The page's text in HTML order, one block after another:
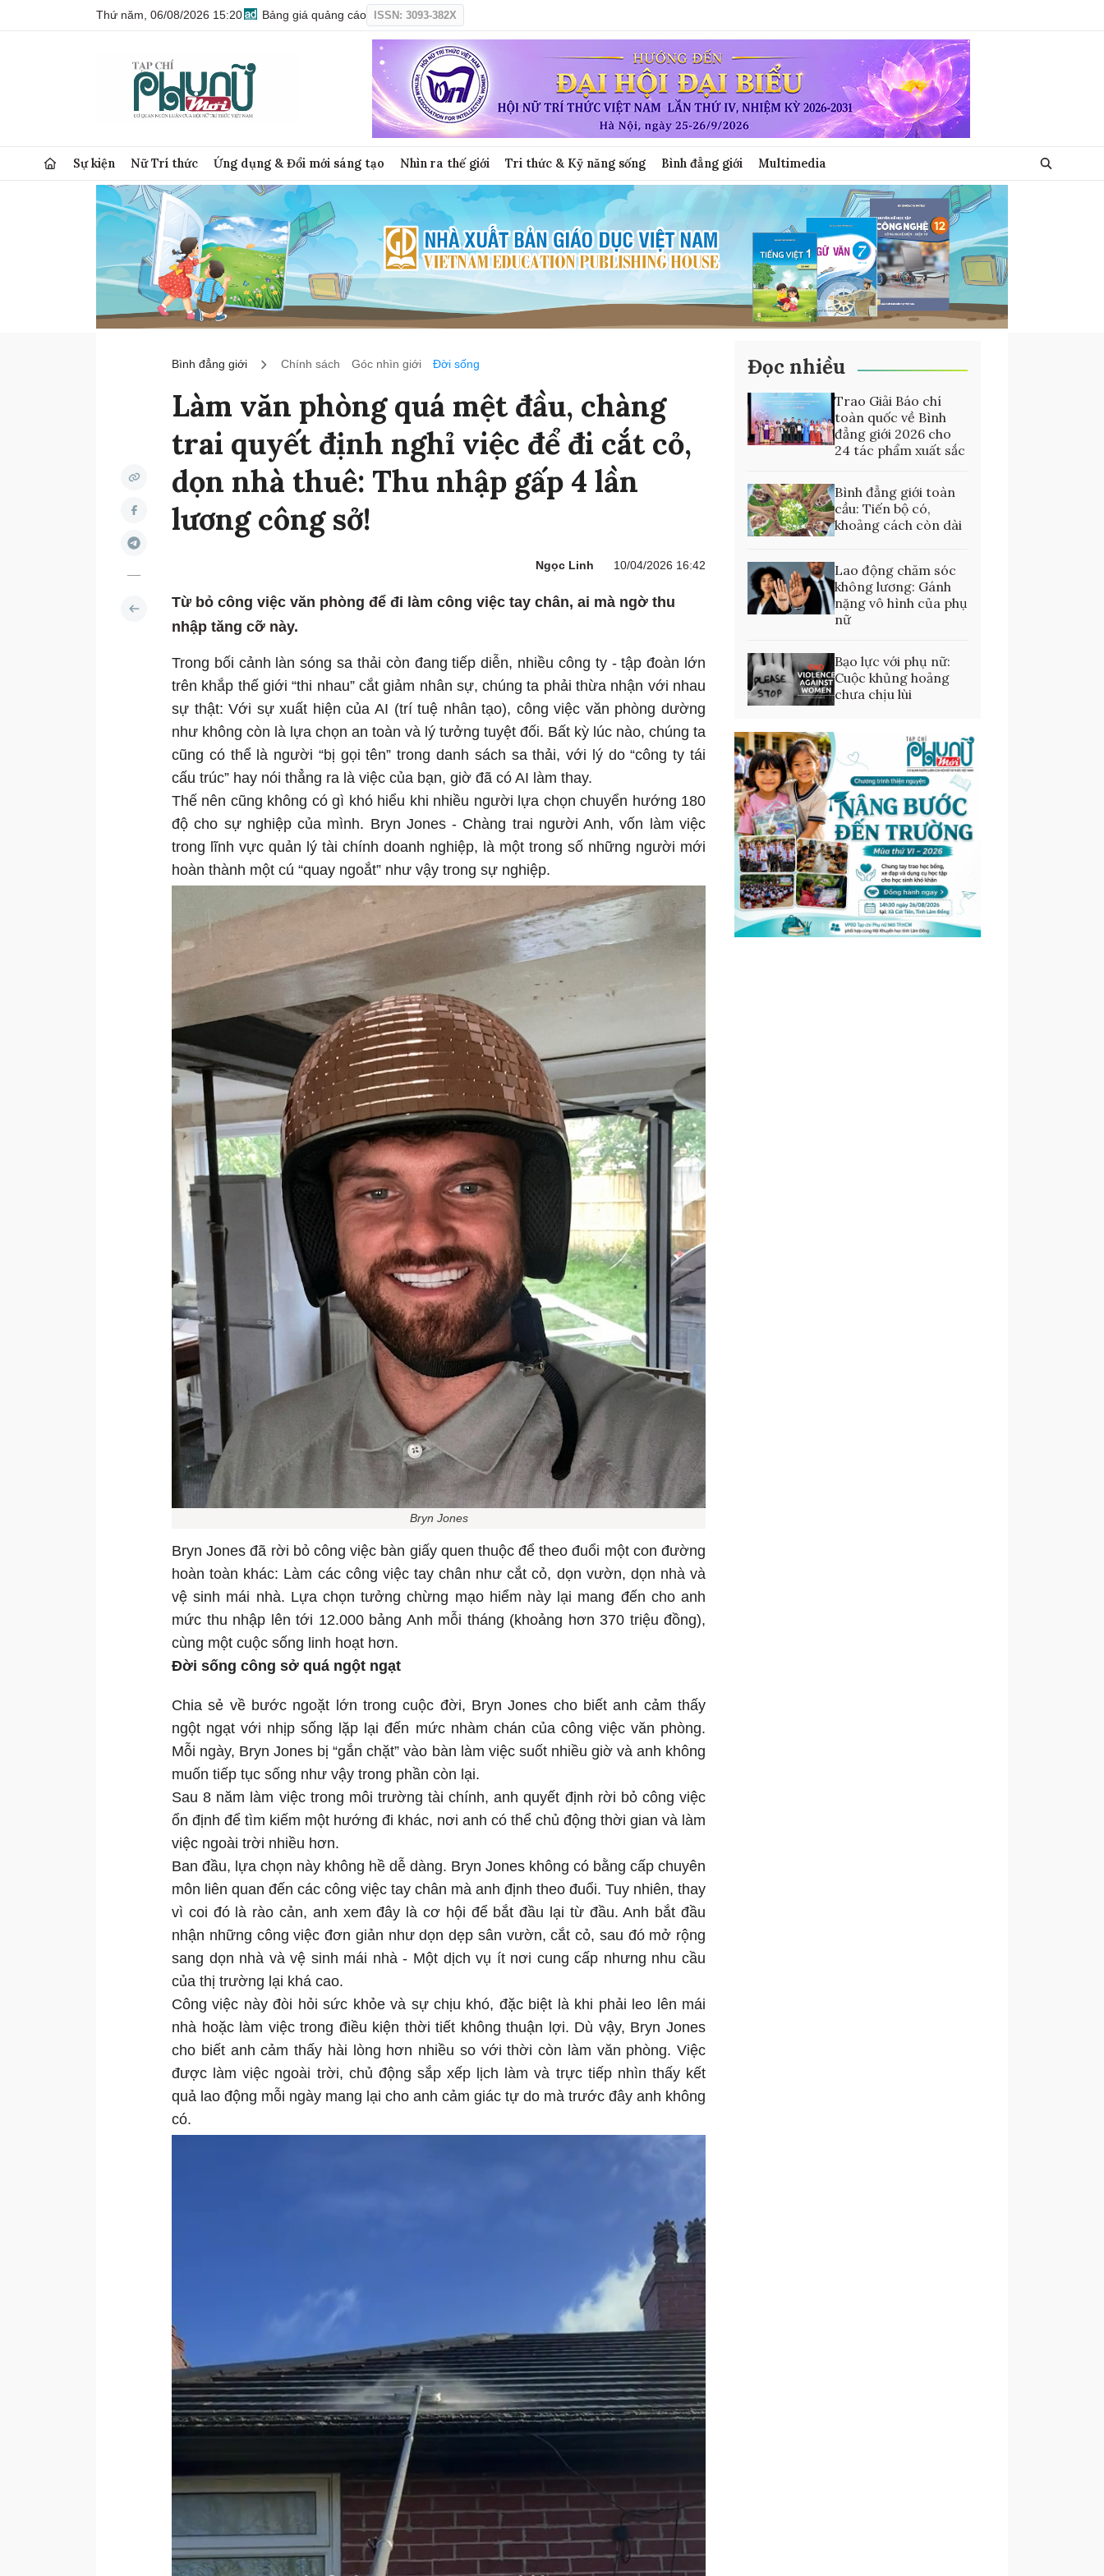
Thứ năm, 06/08/2026 15:20 Bảng giá quảng cáo ISSN: 3093-382X
Sự kiện Nữ Trí thức Ứng dụng & Đổi mới sáng tạo Nhìn ra thế giới Tri thức & Kỹ năng sống Bình đẳng giới Multimedia
Bình đẳng giới Chính sách Góc nhìn giới Đời sống
Làm văn phòng quá mệt đầu, chàng
trai quyết định nghỉ việc để đi cắt cỏ,
dọn nhà thuê: Thu nhập gấp 4 lần
lương công sở!
Ngọc Linh 10/04/2026 16:42
Từ bỏ công việc văn phòng để đi làm công việc tay chân, ai mà ngờ thu
nhập tăng cỡ này.
Trong bối cảnh làn sóng sa thải còn đang tiếp diễn, nhiều công ty - tập đoàn lớn
trên khắp thế giới “thi nhau” cắt giảm nhân sự, chúng ta phải thừa nhận với nhau
sự thật: Với sự xuất hiện của AI (trí tuệ nhân tạo), công việc văn phòng dường
như không còn là lựa chọn an toàn và lý tưởng tuyệt đối. Bất kỳ lúc nào, chúng ta
cũng có thể là người “bị gọi tên” trong danh sách sa thải, với lý do “công ty tái
cấu trúc” hay nói thẳng ra là việc của bạn, giờ đã có AI làm thay.
Thế nên cũng không có gì khó hiểu khi nhiều người lựa chọn chuyển hướng 180
độ cho sự nghiệp của mình. Bryn Jones - Chàng trai người Anh, vốn làm việc
trong lĩnh vực quản lý tài chính doanh nghiệp, là một trong số những người mới
hoàn thành một cú “quay ngoắt” như vậy trong sự nghiệp.
Bryn Jones
Bryn Jones đã rời bỏ công việc bàn giấy quen thuộc để theo đuổi một con đường
hoàn toàn khác: Làm các công việc tay chân như cắt cỏ, dọn vườn, dọn nhà và
vệ sinh mái nhà. Lựa chọn tưởng chừng mạo hiểm này lại mang đến cho anh
mức thu nhập lên tới 12.000 bảng Anh mỗi tháng (khoảng hơn 370 triệu đồng),
cùng một cuộc sống linh hoạt hơn.
Đời sống công sở quá ngột ngạt
Chia sẻ về bước ngoặt lớn trong cuộc đời, Bryn Jones cho biết anh cảm thấy
ngột ngạt với nhịp sống lặp lại đến mức nhàm chán của công việc văn phòng.
Mỗi ngày, Bryn Jones bị “gắn chặt” vào bàn làm việc suốt nhiều giờ và anh không
muốn tiếp tục sống như vậy trong phần còn lại.
Sau 8 năm làm việc trong môi trường tài chính, anh quyết định rời bỏ công việc
ổn định để tìm kiếm một hướng đi khác, nơi anh có thể chủ động thời gian và làm
việc ngoài trời nhiều hơn.
Ban đầu, lựa chọn này không hề dễ dàng. Bryn Jones không có bằng cấp chuyên
môn liên quan đến các công việc tay chân mà anh định theo đuổi. Tuy nhiên, thay
vì coi đó là rào cản, anh xem đây là cơ hội để bắt đầu lại từ đầu. Anh bắt đầu
nhận những công việc đơn giản như dọn dẹp sân vườn, cắt cỏ, sau đó mở rộng
sang dọn nhà và vệ sinh mái nhà - Một dịch vụ ít nơi cung cấp nhưng nhu cầu
của thị trường lại khá cao.
Công việc này đòi hỏi sức khỏe và sự chịu khó, đặc biệt là khi phải leo lên mái
nhà hoặc làm việc trong điều kiện thời tiết không thuận lợi. Dù vậy, Bryn Jones
cho biết anh cảm thấy hài lòng hơn nhiều so với thời còn làm văn phòng. Việc
được làm việc ngoài trời, chủ động sắp xếp lịch làm và trực tiếp nhìn thấy kết
quả lao động mỗi ngày mang lại cho anh cảm giác tự do mà trước đây anh không
có.
Đọc nhiều
Trao Giải Báo chí
toàn quốc về Bình
đẳng giới 2026 cho
24 tác phẩm xuất sắc
Bình đẳng giới toàn
cầu: Tiến bộ có,
khoảng cách còn dài
Lao động chăm sóc
không lương: Gánh
nặng vô hình của phụ
nữ
Bạo lực với phụ nữ:
Cuộc khủng hoảng
chưa chịu lùi